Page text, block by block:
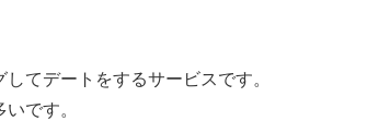
てデートをするサービスです。
です。